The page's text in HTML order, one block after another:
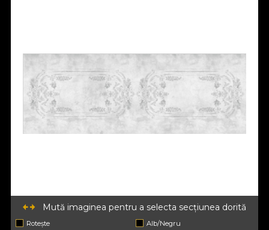
Mută imaginea pentru a selecta secțiunea dorită
Rotește
Alb/Negru